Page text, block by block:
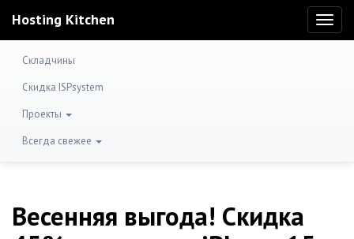
Hosting Kitchen
Складчины
Скидка ISPsystem
Проекты
Всегда свежее
Весенняя выгода! Скидка